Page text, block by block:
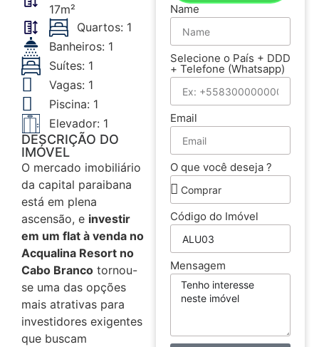
17m²
Quartos: 1
Banheiros: 1
Suítes: 1
Vagas: 1
Piscina: 1
Elevador: 1
DESCRIÇÃO DO
IMÓVEL
O mercado imobiliário
da capital paraibana
está em plena
ascensão, e investir
em um flat à venda no
Acqualina Resort no
Cabo Branco tornou-
se uma das opções
mais atrativas para
investidores exigentes
que buscam
Name
Selecione o País + DDD
+ Telefone (Whatsapp)
Email
O que você deseja ?
Código do Imóvel
Mensagem